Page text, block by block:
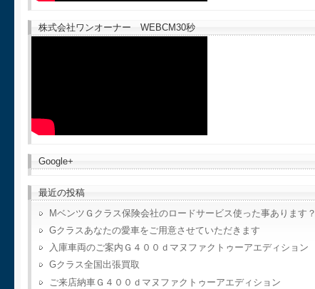
株式会社ワンオーナー WEBCM30秒
Google+
最近の投稿
MベンツＧクラス保険会社のロードサービス使った事あります？
Gクラスあなたの愛車をご用意させていただきます
入庫車両のご案内Ｇ４００ｄマヌファクトゥーアエディション
Gクラス全国出張買取
ご来店納車Ｇ４００ｄマヌファクトゥーアエディション